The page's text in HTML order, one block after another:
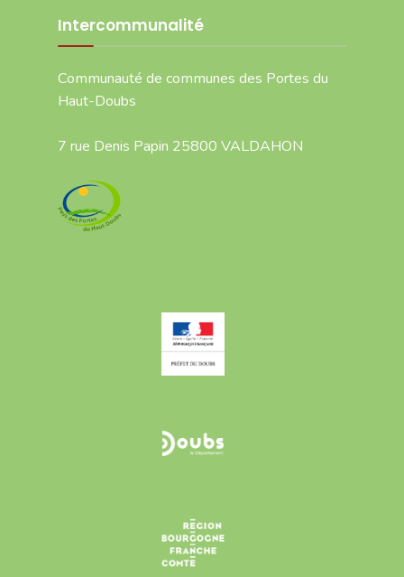
Intercommunalité
Communauté de communes des Portes du
Haut-Doubs
7 rue Denis Papin 25800 VALDAHON